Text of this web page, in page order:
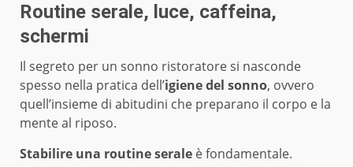
Routine serale, luce, caffeina,
schermi
Il segreto per un sonno ristoratore si nasconde
spesso nella pratica dell’igiene del sonno, ovvero
quell’insieme di abitudini che preparano il corpo e la
mente al riposo.
Stabilire una routine serale è fondamentale.